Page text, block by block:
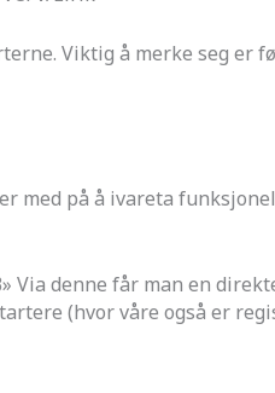
Viktig å merke seg er
med på å ivareta
Via denne får man en
(hvor våre også er